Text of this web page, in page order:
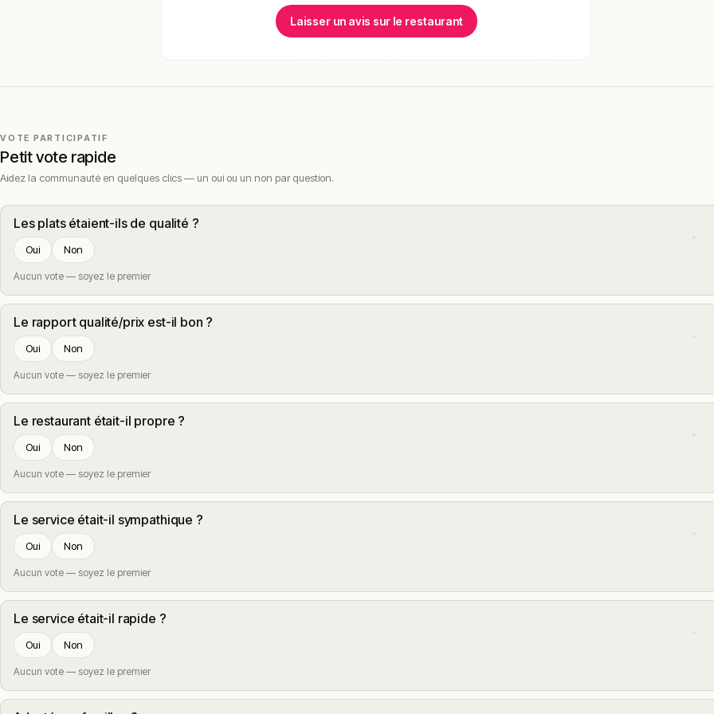
Laisser un avis sur le restaurant
VOTE PARTICIPATIF
Petit vote rapide
Aidez la communauté en quelques clics — un oui ou un non par question.
Les plats étaient-ils de qualité ?
Oui Non
Aucun vote — soyez le premier
Le rapport qualité/prix est-il bon ?
Oui Non
Aucun vote — soyez le premier
Le restaurant était-il propre ?
Oui Non
Aucun vote — soyez le premier
Le service était-il sympathique ?
Oui Non
Aucun vote — soyez le premier
Le service était-il rapide ?
Oui Non
Aucun vote — soyez le premier